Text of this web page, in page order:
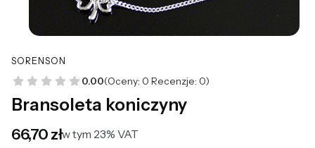
SORENSON
0.00(Oceny: 0 Recenzje: 0)
Bransoleta koniczyny
Cena
66,70 złw tym 23% VAT
w tym 23% VAT